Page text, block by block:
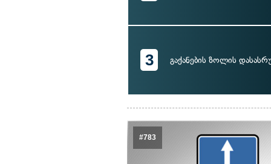
3 გაქანების ზოლის
#783